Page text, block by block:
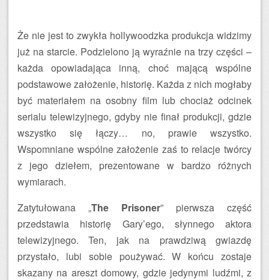
Że nie jest to zwykła hollywoodzka produkcja widzimy
już na starcie. Podzielono ją wyraźnie na trzy części –
każda opowiadająca inną, choć mającą wspólne
podstawowe założenie, historię. Każda z nich mogłaby
być materiałem na osobny film lub chociaż odcinek
serialu telewizyjnego, gdyby nie finał produkcji, gdzie
wszystko się łączy… no, prawie wszystko.
Wspomniane wspólne założenie zaś to relacje twórcy
z jego dziełem, prezentowane w bardzo różnych
wymiarach.
Zatytułowana „The Prisoner” pierwsza część
przedstawia historię Gary’ego, słynnego aktora
telewizyjnego. Ten, jak na prawdziwą gwiazdę
przystało, lubi sobie poużywać. W końcu zostaje
skazany na areszt domowy, gdzie jedynymi ludźmi, z